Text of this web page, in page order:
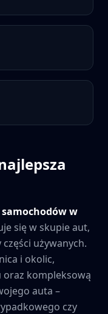
w
się w skupie aut,
używanych.
i okolic,
oraz kompleksową
auta –
czy